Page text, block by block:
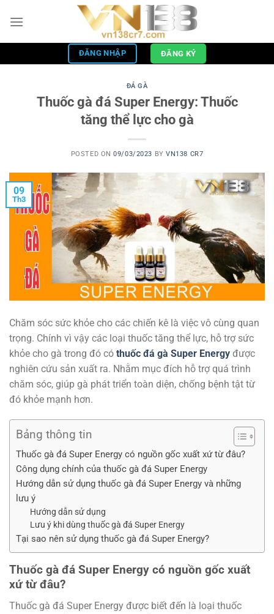
ĐĂNG NHẬP ĐĂNG KÝ
ĐÁ GÀ
Thuốc gà đá Super Energy: Thuốc
tăng thể lực cho gà
POSTED ON09/03/2023 BYVN138 CR7
09
Th3
Chăm sóc sức khỏe cho các chiến kê là việc vô cùng quan
trọng. Chính vì vậy các loại thuốc tăng thể lực, hỗ trợ sức
khỏe cho gà trong đó có thuốc đá gà Super Energy được
nghiên cứu sản xuất ra. Nhằm mục đích hỗ trợ quá trình
chăm sóc, giúp gà phát triển toàn diện, chống bệnh tật từ
đó khỏe mạnh hơn.
Bảng thông tin
Thuốc gà đá Super Energy có nguồn gốc xuất xứ từ đâu?
Công dụng chính của thuốc gà đá Super Energy
Hướng dẫn sử dụng thuốc gà đá Super Energy và những
lưu ý
Hướng dẫn sử dụng
Lưu ý khi dùng thuốc gà đá Super Energy
Tại sao nên sử dụng thuốc gà đá Super Energy?
Thuốc gà đá Super Energy có nguồn gốc xuất
xứ từ đâu?
Thuốc gà đá Super Energy được biết đến là loại thuốc